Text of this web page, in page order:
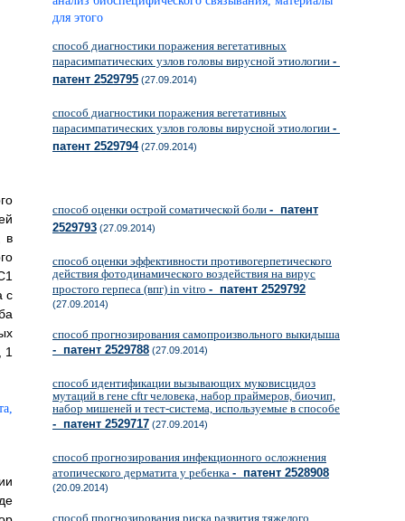
в
с
1
для этого
способ диагностики поражения вегетативных
парасимпатических узлов головы вирусной этиологии -
патент 2529795 (27.09.2014)
способ диагностики поражения вегетативных
парасимпатических узлов головы вирусной этиологии -
патент 2529794(27.09.2014)
способ оценки острой соматической боли - патент
2529793 (27.09.2014)
способ оценки эффективности противогерпетического
действия фотодинамического воздействия на вирус
простого герпеса (впг) in vitro - патент 2529792
(27.09.2014)
способ прогнозирования самопроизвольного выкидыша
- патент 2529788 (27.09.2014)
способ идентификации вызывающих муковисцидоз
мутаций в гене cftr человека, набор праймеров, биочип,
набор мишеней и тест-система, используемые в способе
- патент 2529717 (27.09.2014)
способ прогнозирования инфекционного осложнения
атопического дерматита у ребенка - патент 2528908
(20.09.2014)
способ прогнозирования риска развития тяжелого